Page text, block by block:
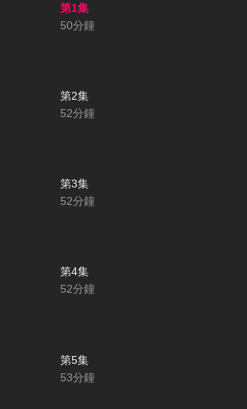
第1集
50分鐘
第2集
52分鐘
第3集
52分鐘
第4集
52分鐘
第5集
53分鐘